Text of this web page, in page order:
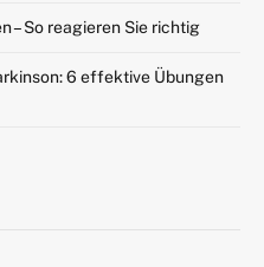
– So reagieren Sie richtig
6 effektive Übungen